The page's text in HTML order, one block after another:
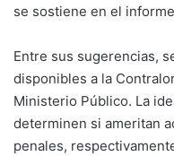
se sostiene en el
Entre sus sugerencias,
disponibles a la
Ministerio Público. La
determinen si ameritan
penales,